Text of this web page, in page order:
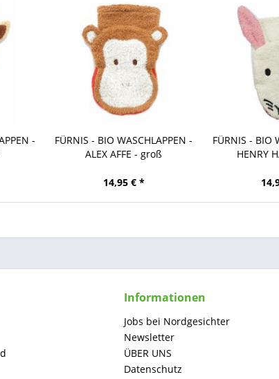
-
FÜRNIS - BIO WASCHLAPPEN -
ALEX AFFE - groß
14,95 € *
FÜRNIS - BIO
HENRY
Informationen
Jobs bei Nordgesichter
Newsletter
ÜBER UNS
Datenschutz